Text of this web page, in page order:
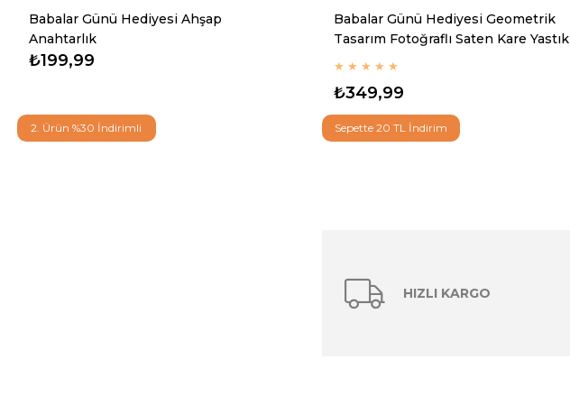
Babalar Günü Hediyesi Ahşap
Anahtarlık
₺199,99
2. Ürün %30 İndirimli
Babalar Günü Hediyesi Geometrik
Tasarım Fotoğraflı Saten Kare Yastık
★ ★ ★ ★ ★
₺349,99
Sepette 20 TL İndirim
HIZLI KARGO